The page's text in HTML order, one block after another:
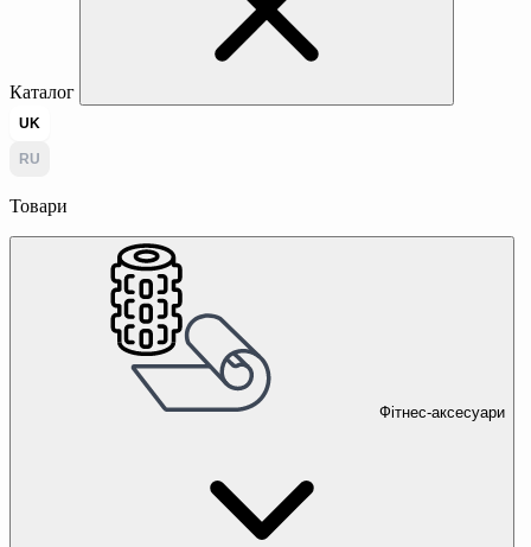
Каталог
UK
RU
Товари
Фітнес-аксесуари